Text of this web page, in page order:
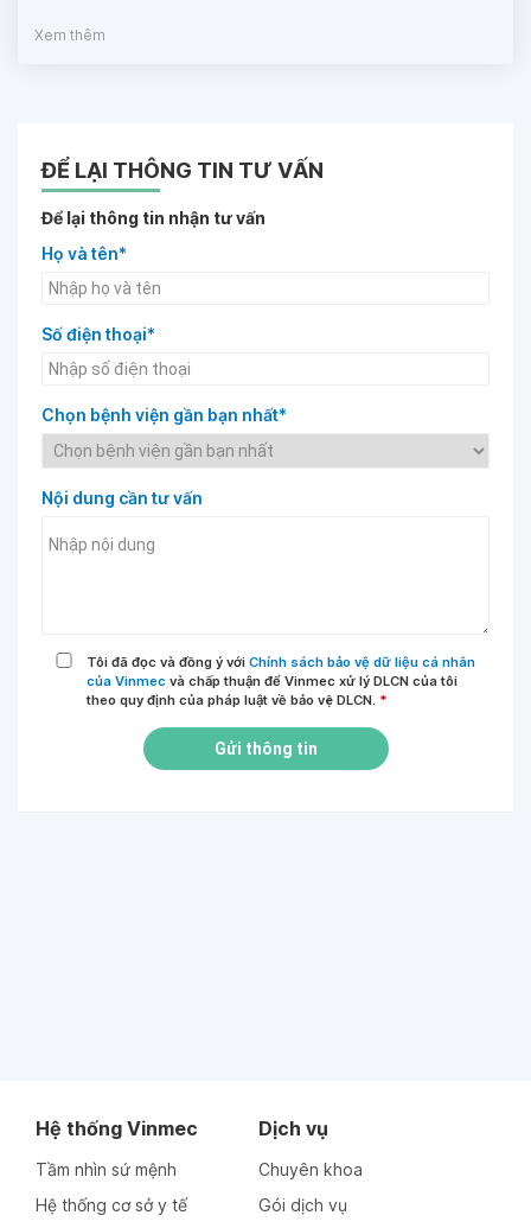
Xem thêm
ĐỂ LẠI THÔNG TIN TƯ VẤN
Để lại thông tin nhận tư vấn
Họ và tên*
Số điện thoại*
Chọn bệnh viện gần bạn nhất*
Nội dung cần tư vấn
Tôi đã đọc và đồng ý với Chính sách bảo vệ dữ liệu cá nhân
của Vinmec và chấp thuận để Vinmec xử lý DLCN của tôi
theo quy định của pháp luật về bảo vệ DLCN. *
Gửi thông tin
Hệ thống Vinmec
Tầm nhìn sứ mệnh
Hệ thống cơ sở y tế
Dịch vụ
Chuyên khoa
Gói dịch vụ